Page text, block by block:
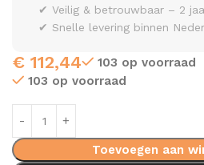
✔ Veilig & betrouwbaar – 2
✔ Snelle levering binnen
€ 112,44
103 op voorraad
103 op voorraad
Toevoegen aan